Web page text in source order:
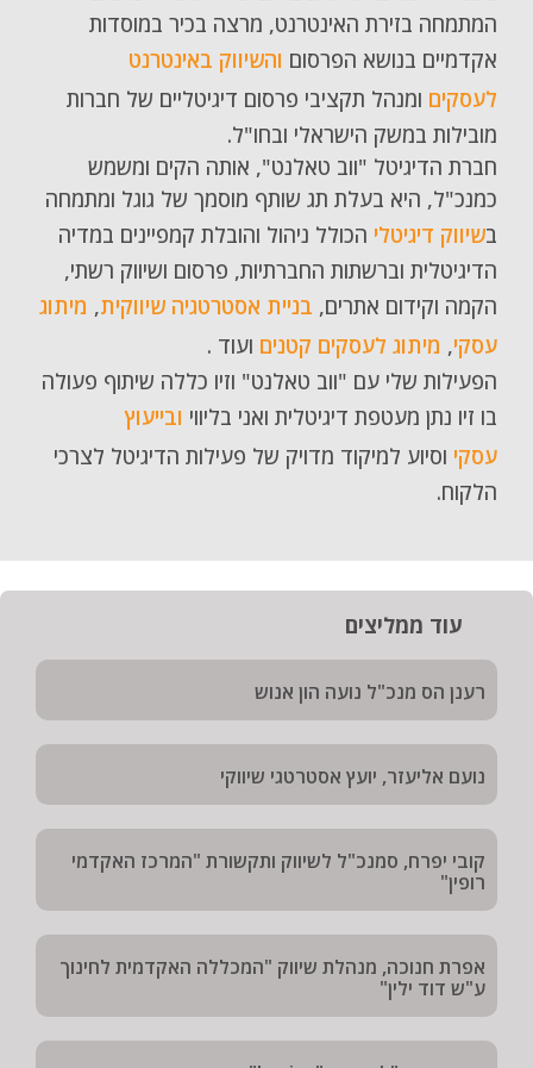
המתמחה בזירת האינטרנט, מרצה בכיר במוסדות
אקדמיים בנושא הפרסום והשיווק באינטרנט
לעסקים ומנהל תקציבי פרסום דיגיטליים של חברות
מובילות במשק הישראלי ובחו"ל.
חברת הדיגיטל "ווב טאלנט", אותה הקים ומשמש
כמנכ"ל, היא בעלת תג שותף מוסמך של גוגל ומתמחה
בשיווק דיגיטלי הכולל ניהול והובלת קמפיינים במדיה
הדיגיטלית וברשתות החברתיות, פרסום ושיווק רשתי,
הקמה וקידום אתרים, בניית אסטרטגיה שיווקית, מיתוג
עסקי, מיתוג לעסקים קטנים ועוד .
הפעילות שלי עם "ווב טאלנט" וזיו כללה שיתוף פעולה
בו זיו נתן מעטפת דיגיטלית ואני בליווי ובייעוץ
עסקי וסיוע למיקוד מדויק של פעילות הדיגיטל לצרכי
הלקוח.
עוד ממליצים
רענן הס מנכ"ל נועה הון אנוש
נועם אליעזר, יועץ אסטרטגי שיווקי
קובי יפרח, סמנכ"ל לשיווק ותקשורת "המרכז האקדמי
רופין"
אפרת חנוכה, מנהלת שיווק "המכללה האקדמית לחינוך
ע"ש דוד ילין"